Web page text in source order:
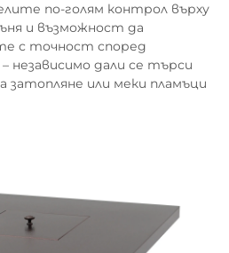
по-голям контрол върху
и възможност да
с точност според
независимо дали се търси
затопляне или меки пламъци